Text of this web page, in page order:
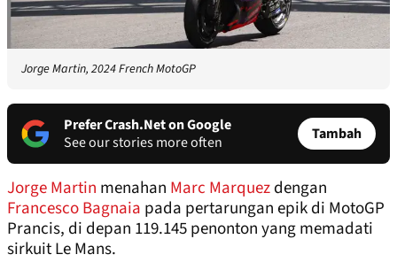
Jorge Martin, 2024 French MotoGP
Prefer Crash.Net on Google
See our stories more often
Tambah
Jorge Martin menahan Marc Marquezdengan
Francesco Bagnaia pada pertarungan epik di MotoGP
Prancis, di depan 119.145 penonton yang memadati
sirkuit Le Mans.